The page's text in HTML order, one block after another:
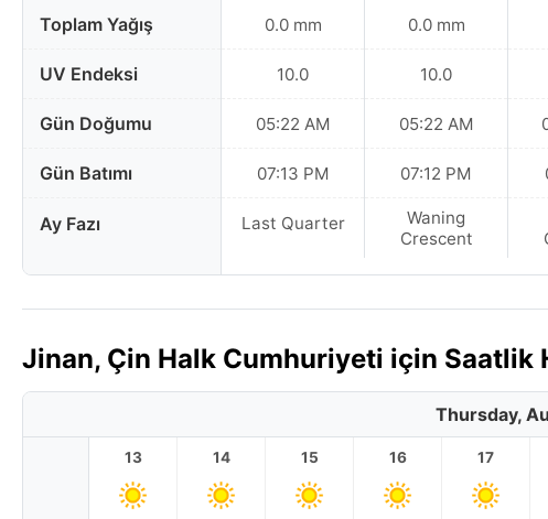
Toplam Yağış
UV Endeksi
Gün Doğumu
Gün Batımı
Ay Fazı
0.0 mm
10.0
05:22 AM
07:13 PM
Last Quarter
0.0 mm
10.0
05:22 AM
07:12 PM
Waning
Crescent
Jinan, Çin Halk Cumhuriyeti için Saatlik
Thursday,
13 14 15 16 17